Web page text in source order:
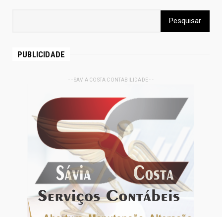
PUBLICIDADE
- - SAVIA COSTA CONTABILIDADE - -